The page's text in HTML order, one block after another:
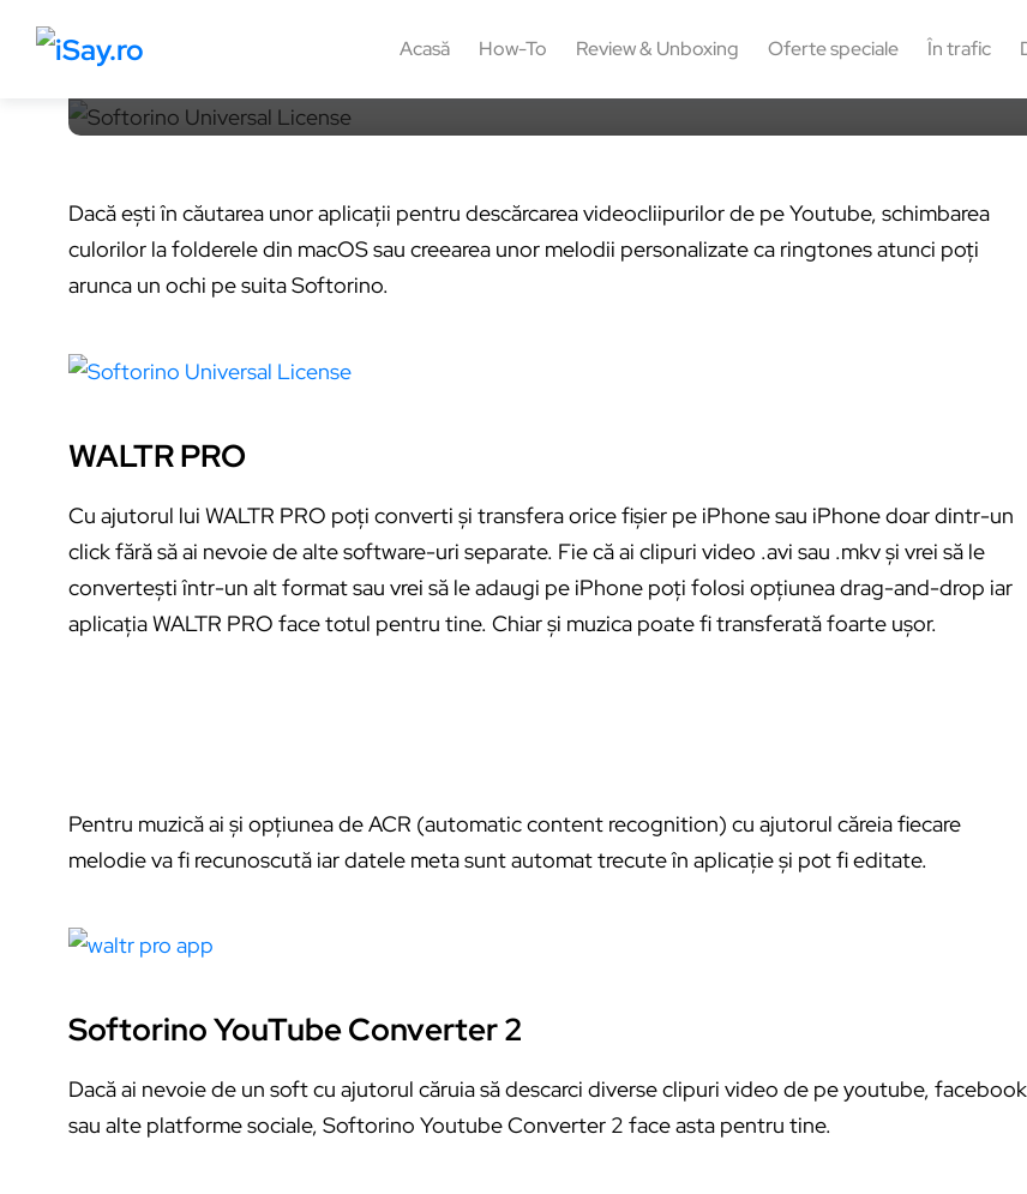
Acasă How-To Review & Unboxing Oferte speciale În trafic
Dacă ești în căutarea unor aplicații pentru descărcarea videocliipurilor de pe Youtube, schimbarea
culorilor la folderele din macOS sau creearea unor melodii personalizate ca ringtones atunci poți
arunca un ochi pe suita Softorino.
WALTR PRO
Cu ajutorul lui WALTR PRO poți converti și transfera orice fișier pe iPhone sau iPhone doar dintr-un
click fără să ai nevoie de alte software-uri separate. Fie că ai clipuri video .avi sau .mkv și vrei să le
convertești într-un alt format sau vrei să le adaugi pe iPhone poți folosi opțiunea drag-and-drop iar
aplicația WALTR PRO face totul pentru tine. Chiar și muzica poate fi transferată foarte ușor.
Pentru muzică ai și opțiunea de ACR (automatic content recognition) cu ajutorul căreia fiecare
melodie va fi recunoscută iar datele meta sunt automat trecute în aplicație și pot fi editate.
Softorino YouTube Converter 2
Dacă ai nevoie de un soft cu ajutorul căruia să descarci diverse clipuri video de pe youtube, facebook
sau alte platforme sociale, Softorino Youtube Converter 2 face asta pentru tine.